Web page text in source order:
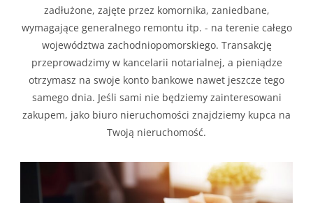
zadłużone, zajęte przez komornika, zaniedbane,
wymagające generalnego remontu itp. - na terenie całego
województwa zachodniopomorskiego. Transakcję
przeprowadzimy w kancelarii notarialnej, a pieniądze
otrzymasz na swoje konto bankowe nawet jeszcze tego
samego dnia. Jeśli sami nie będziemy zainteresowani
zakupem, jako biuro nieruchomości znajdziemy kupca na
Twoją nieruchomość.